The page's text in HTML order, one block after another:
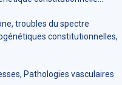
troubles du spectre
constitutionnelles,
Pathologies vasculaires